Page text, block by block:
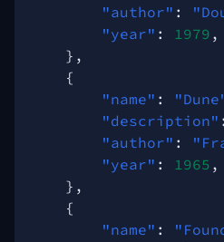
"author" :
"year" : 1979 ,
},
{
"name" :
"description" :
"author" :
"year" : 1965 ,
},
{
"name" :